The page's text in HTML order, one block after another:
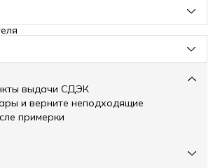
выдачи СДЭК
и верните неподходящие
примерки